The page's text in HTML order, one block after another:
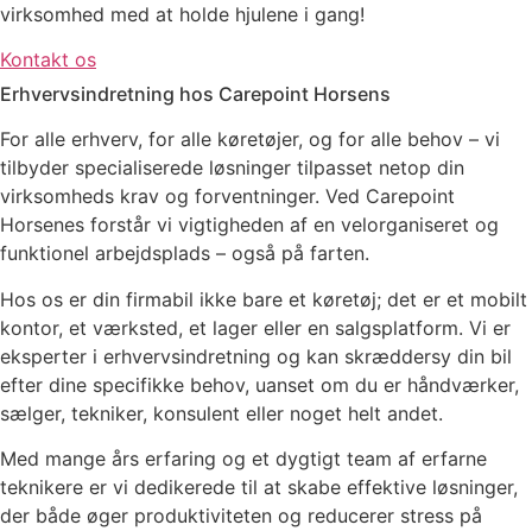
virksomhed med at holde hjulene i gang!
Kontakt os
Erhvervsindretning hos Carepoint Horsens
For alle erhverv, for alle køretøjer, og for alle behov – vi
tilbyder specialiserede løsninger tilpasset netop din
virksomheds krav og forventninger. Ved Carepoint
Horsenes forstår vi vigtigheden af en velorganiseret og
funktionel arbejdsplads – også på farten.
Hos os er din firmabil ikke bare et køretøj; det er et mobilt
kontor, et værksted, et lager eller en salgsplatform. Vi er
eksperter i erhvervsindretning og kan skræddersy din bil
efter dine specifikke behov, uanset om du er håndværker,
sælger, tekniker, konsulent eller noget helt andet.
Med mange års erfaring og et dygtigt team af erfarne
teknikere er vi dedikerede til at skabe effektive løsninger,
der både øger produktiviteten og reducerer stress på